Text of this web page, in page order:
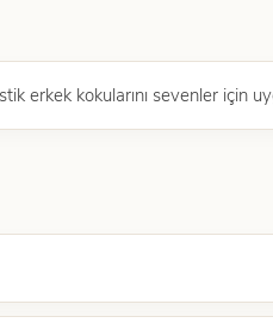
erkek kokularını sevenler için